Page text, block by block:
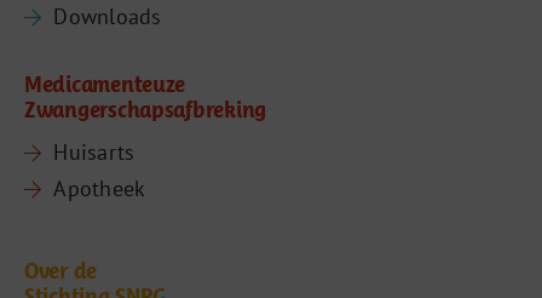
Downloads
Medicamenteuze
Zwangerschapsafbreking
Huisarts
Apotheek
Over de